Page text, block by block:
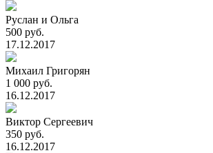
Руслан и Ольга
500 руб.
17.12.2017
Михаил Григорян
1 000 руб.
16.12.2017
Виктор Сергеевич
350 руб.
16.12.2017